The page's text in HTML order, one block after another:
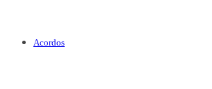
Acordos